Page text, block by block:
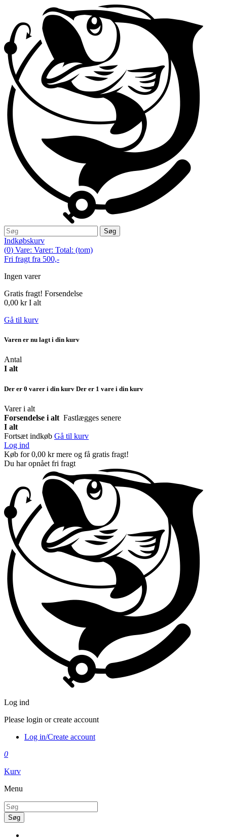
Søg
Indkøbskurv
(0) Vare: Varer: Total: (tom)
Fri fragt fra 500,-
Ingen varer
Gratis fragt! Forsendelse
0,00 kr I alt
Gå til kurv
Varen er nu lagt i din kurv
Antal
I alt
Der er 0 varer i din kurv Der er 1 vare i din kurv
Varer i alt
Forsendelse i alt Fastlægges senere
I alt
Fortsæt indkøb Gå til kurv
Log ind
Køb for0,00 krmere og få gratis fragt!
Du har opnået fri fragt
Log ind
Please login or create account
Log in/Create account
0
Kurv
Menu
Søg